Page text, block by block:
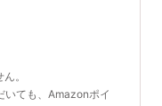
。
ても、Amazonポイ